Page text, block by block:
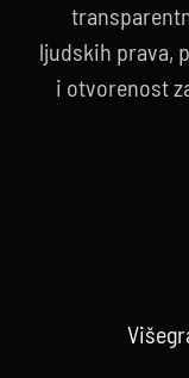
ljudskih prava,
i otvorenost